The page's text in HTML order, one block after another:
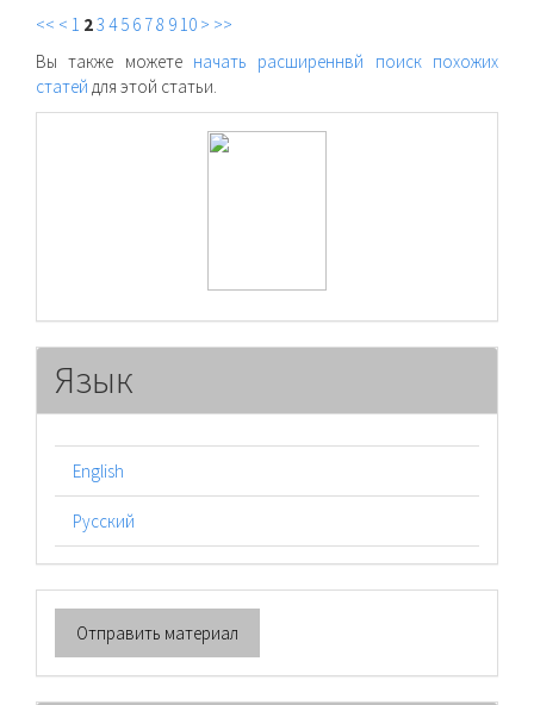
<< < 1 23 4 5 6 78 9 10 > >>
Вы также можете начать расширеннвй поиск похожих
статей для этой статьи.
Язык
English
Русский
Отправить
материал
Отправить материал